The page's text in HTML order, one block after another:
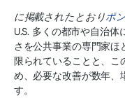
に掲載されたとおりポ
U.S. 多くの都市や自治
さを公共事業の専門家
限られていることと、
め、必要な改善が数年、
す。